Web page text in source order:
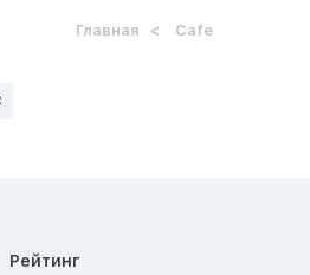
Главная Cafe
Рейтинг